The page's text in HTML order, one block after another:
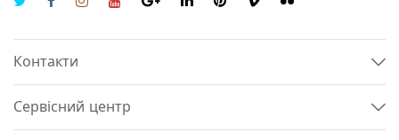
Контакти
Сервісний центр